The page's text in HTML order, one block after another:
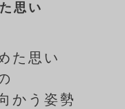
思い
た思い
かう姿勢